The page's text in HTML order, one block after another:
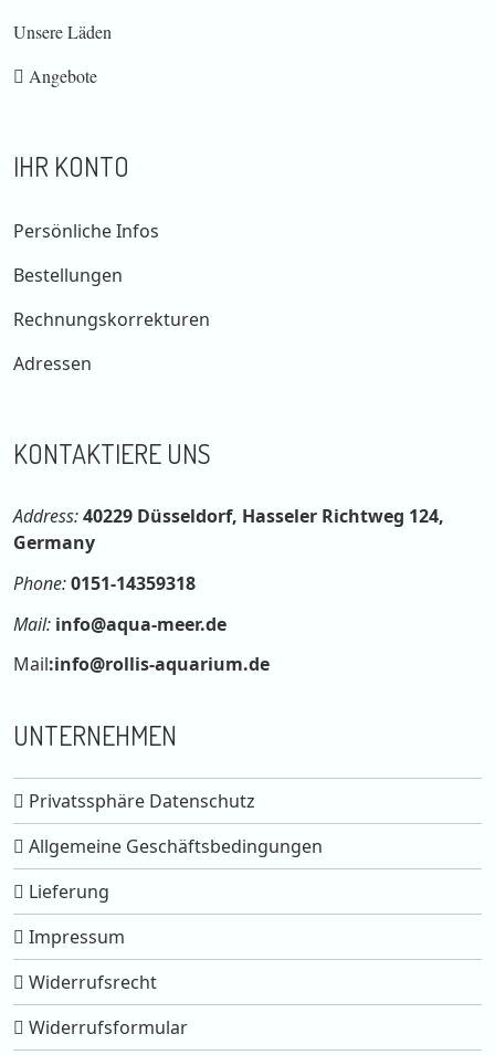
Unsere Läden
Angebote
IHR KONTO
Persönliche Infos
Bestellungen
Rechnungskorrekturen
Adressen
KONTAKTIERE UNS
Address:40229 Düsseldorf, Hasseler Richtweg 124,
Germany
Phone:0151-14359318
Mail: info@aqua-meer.de
Mail:info@rollis-aquarium.de
UNTERNEHMEN
Privatssphäre Datenschutz
Allgemeine Geschäftsbedingungen
Lieferung
Impressum
Widerrufsrecht
Widerrufsformular